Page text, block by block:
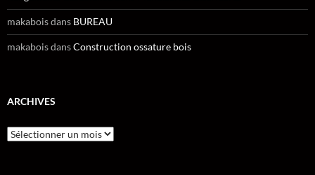
makaboisdans BUREAU
makaboisdansConstruction ossature bois
ARCHIVES
Archives